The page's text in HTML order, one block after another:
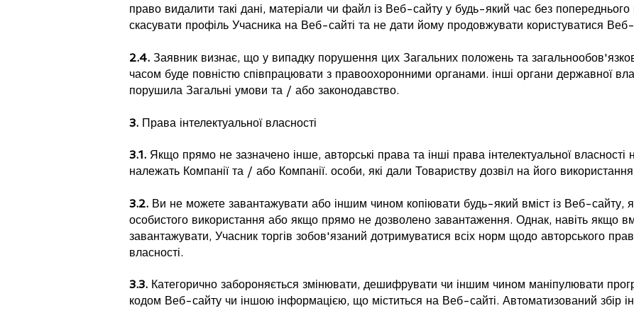
право видалити такі дані, матеріали чи файл із Веб-сайту у будь-який час без
скасувати профіль Учасника на Веб-сайті та не дати йому продовжувати користуватися
2.4. Заявник визнає, що у випадку порушення цих Загальних положень та
часом буде повністю співпрацювати з правоохоронними органами. інші органи державної
порушила Загальні умови та / або законодавство.
3. Права інтелектуальної власності
3.1. Якщо прямо не зазначено інше, авторські права та інші права інтелектуальної власності
належать Компанії та / або Компанії. особи, які дали Товариству дозвіл на його
3.2. Ви не можете завантажувати або іншим чином копіювати будь-який вміст із Веб-сайту,
особистого використання або якщо прямо не дозволено завантаження. Однак, навіть якщо
завантажувати, Учасник торгів зобов'язаний дотримуватися всіх норм щодо авторського
власності.
3.3. Категорично забороняється змінювати, дешифрувати чи іншим чином маніпулювати
кодом Веб-сайту чи іншою інформацією, що міститься на Веб-сайті. Автоматизований збір